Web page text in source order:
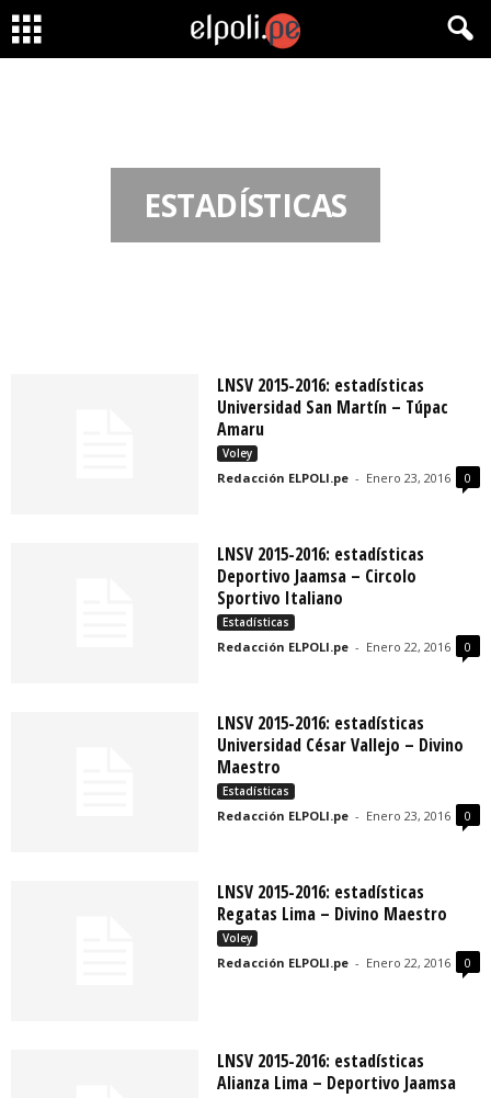
ESTADÍSTICAS
LNSV 2015-2016: estadísticas
Universidad San Martín – Túpac
Amaru
Voley
Redacción ELPOLI.pe - Enero 23, 2016 0
LNSV 2015-2016: estadísticas
Deportivo Jaamsa – Circolo
Sportivo Italiano
Estadísticas
Redacción ELPOLI.pe - Enero 22, 2016 0
LNSV 2015-2016: estadísticas
Universidad César Vallejo – Divino
Maestro
Estadísticas
Redacción ELPOLI.pe - Enero 23, 2016 0
LNSV 2015-2016: estadísticas
Regatas Lima – Divino Maestro
Voley
Redacción ELPOLI.pe - Enero 22, 2016 0
LNSV 2015-2016: estadísticas
Alianza Lima – Deportivo Jaamsa